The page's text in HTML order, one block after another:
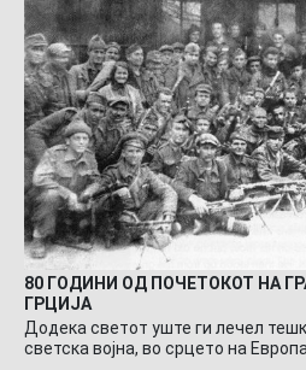
80 ГОДИНИ ОД ПОЧЕТОКОТ НА
ГРЦИЈА
Додека светот уште ги лечел
светска војна, во срцето на